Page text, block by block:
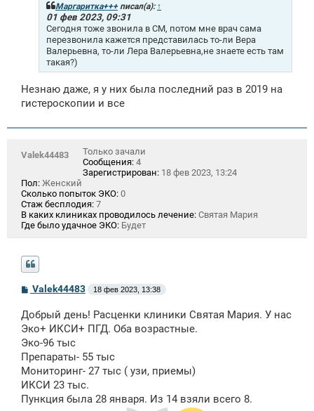
Маргаритка+++писал(а): ↑
01 фев 2023, 09:31
Сегодня тоже звонила в СМ, потом мне врач сама
перезвонила кажется представилась то-ли Вера
Валерьевна, то-ли Лера Валерьевна,не знаете есть там
такая?)
Незнаю даже, я у них была последний раз в 2019 на
гистероскопии и все
Valek44483
Только зачали
Сообщения: 4
Зарегистрирован: 18 фев 2023, 13:24
Пол: Женский
Сколько попыток ЭКО: 0
Стаж бесплодия: 7
В каких клиниках проводилось лечение: Святая Мария
Где было удачное ЭКО: Будет
С
б
щ
н
и
е
Valek44483 18 фев 2023, 13:38
Добрый день! Расценки клиники Cвятая Мaрия. У нас
Эко+ ИКСИ+ ПГД. Оба возрастные.
Эко-96 тыс
Препараты- 55 тыс
Мониторинг- 27 тыс ( узи, приемы)
ИКСИ 23 тыс.
Пункция была 28 января. Из 14 взяли всего 8.